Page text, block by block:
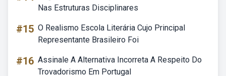
Nas Estruturas Disciplinares
#15 O Realismo Escola Literária Cujo Principal
Representante Brasileiro Foi
#16 Assinale A Alternativa Incorreta A Respeito Do
Trovadorismo Em Portugal